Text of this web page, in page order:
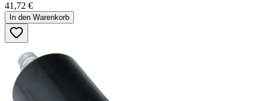
41,72 €
In den Warenkorb